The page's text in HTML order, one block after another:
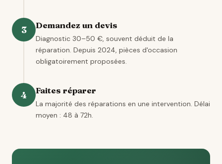
3 Demandez un devis
Diagnostic 30–50 €, souvent déduit de la
réparation. Depuis 2024, pièces d'occasion
obligatoirement proposées.
4 Faites réparer
La majorité des réparations en une intervention. Délai
moyen : 48 à 72h.